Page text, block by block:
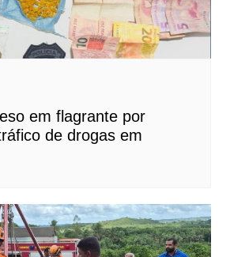
em flagrante por
de drogas em